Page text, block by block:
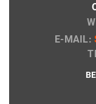
E-MAIL: